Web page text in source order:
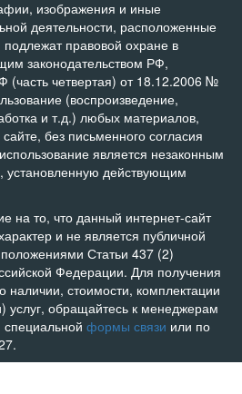
изображения и иные
деятельности, расположенные
правовой охране в
законодательством РФ,
(часть четвертая) от 18.12.2006 №
(воспроизведение,
и т.д.) любых материалов,
без письменного согласия
является незаконным
установленную действующим
то, что данный интернет-сайт
и не является публичной
Статьи 437 (2)
Федерации. Для получения
стоимости, комплектации
услуг, обращайтесь к менеджерам
формы связи или по